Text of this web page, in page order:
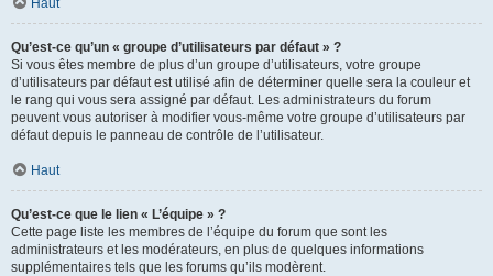
Haut
Qu’est-ce qu’un « groupe d’utilisateurs par défaut » ?
Si vous êtes membre de plus d’un groupe d’utilisateurs, votre groupe
d’utilisateurs par défaut est utilisé afin de déterminer quelle sera la couleur et
le rang qui vous sera assigné par défaut. Les administrateurs du forum
peuvent vous autoriser à modifier vous-même votre groupe d’utilisateurs par
défaut depuis le panneau de contrôle de l’utilisateur.
Haut
Qu’est-ce que le lien « L’équipe » ?
Cette page liste les membres de l’équipe du forum que sont les
administrateurs et les modérateurs, en plus de quelques informations
supplémentaires tels que les forums qu’ils modèrent.